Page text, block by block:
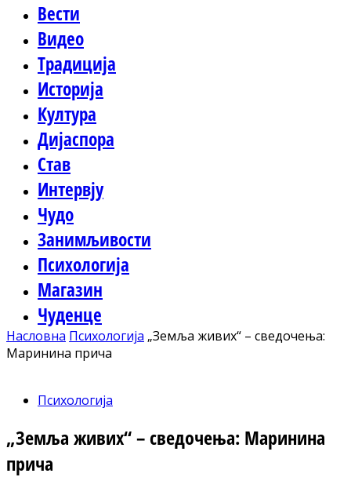
Вести
Видео
Традиција
Историја
Култура
Дијаспора
Став
Интервју
Чудо
Занимљивости
Психологија
Магазин
Чуденце
Насловна Психологија „Земља живих“ – сведочења:
Маринина прича
Психологија
„Земља живих“ – сведочења: Маринина
прича